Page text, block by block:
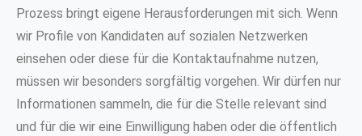
Prozess bringt eigene Herausforderungen mit sich. Wenn
wir Profile von Kandidaten auf sozialen Netzwerken
einsehen oder diese für die Kontaktaufnahme nutzen,
müssen wir besonders sorgfältig vorgehen. Wir dürfen nur
Informationen sammeln, die für die Stelle relevant sind
und für die wir eine Einwilligung haben oder die öffentlich